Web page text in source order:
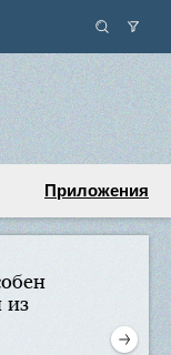
Приложения
из